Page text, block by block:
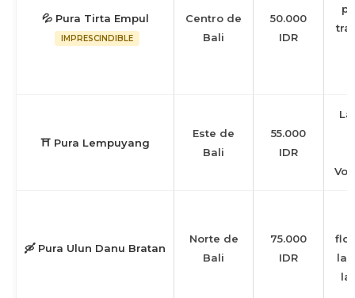
💦 Pura Tirta Empul
IMPRESCINDIBLE
Centro de
Bali
50.000
IDR
⛩ Pura Lempuyang
Este de
Bali
55.000
IDR
🛶 Pura Ulun Danu Bratan
Norte de
Bali
75.000
IDR